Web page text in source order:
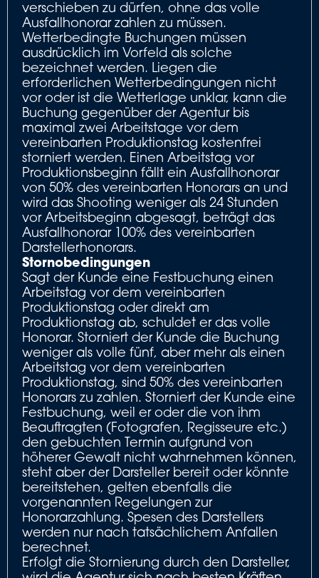
verschieben zu dürfen, ohne das volle
Ausfallhonorar zahlen zu müssen.
Wetterbedingte Buchungen müssen
ausdrücklich im Vorfeld als solche
bezeichnet werden. Liegen die
erforderlichen Wetterbedingungen nicht
vor oder ist die Wetterlage unklar, kann die
Buchung gegenüber der Agentur bis
maximal zwei Arbeitstage vor dem
vereinbarten Produktionstag kostenfrei
storniert werden. Einen Arbeitstag vor
Produktionsbeginn fällt ein Ausfallhonorar
von 50% des vereinbarten Honorars an und
wird das Shooting weniger als 24 Stunden
vor Arbeitsbeginn abgesagt, beträgt das
Ausfallhonorar 100% des vereinbarten
Darstellerhonorars.
Stornobedingungen
Sagt der Kunde eine Festbuchung einen
Arbeitstag vor dem vereinbarten
Produktionstag oder direkt am
Produktionstag ab, schuldet er das volle
Honorar. Storniert der Kunde die Buchung
weniger als volle fünf, aber mehr als einen
Arbeitstag vor dem vereinbarten
Produktionstag, sind 50% des vereinbarten
Honorars zu zahlen. Storniert der Kunde eine
Festbuchung, weil er oder die von ihm
Beauftragten (Fotografen, Regisseure etc.)
den gebuchten Termin aufgrund von
höherer Gewalt nicht wahrnehmen können,
steht aber der Darsteller bereit oder könnte
bereitstehen, gelten ebenfalls die
vorgenannten Regelungen zur
Honorarzahlung. Spesen des Darstellers
werden nur nach tatsächlichem Anfallen
berechnet.
Erfolgt die Stornierung durch den Darsteller,